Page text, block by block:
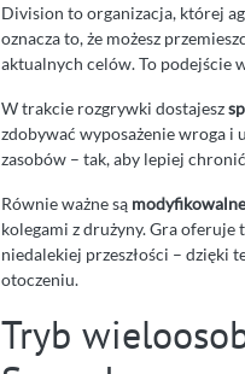
Division to organizacja, której
oznacza to, że możesz
aktualnych celów. To podejście
W trakcie rozgrywki dostajesz
zdobywać wyposażenie wroga i
zasobów – tak, aby lepiej
Równie ważne są
kolegami z drużyny. Gra oferuje
niedalekiej przeszłości – dzięki
otoczeniu.
Tryb